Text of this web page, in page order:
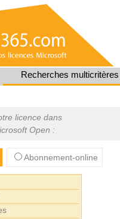
Recherches multicritères
licence dans
Open :
Abonnement-online